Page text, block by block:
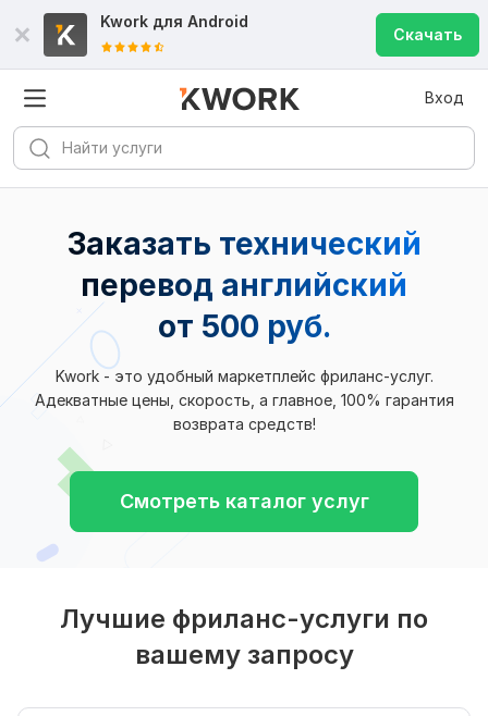
Kwork для Android
Скачать
Вход
Заказать технический
перевод английский
от 500 руб.
Kwork - это удобный маркетплейс фриланс-услуг.
Адекватные цены, скорость, а главное, 100% гарантия
возврата средств!
Смотреть каталог услуг
Лучшие фриланс-услуги по
вашему запросу